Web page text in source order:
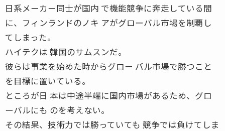
日系メーカー同士が国内 で機能競争に奔走している間
に、フィンランドのノキ アがグローバル市場を制覇し
てしまった。
ハイテクは 韓国のサムスンだ。
彼らは事業を始めた時からグロー バル市場で勝つこと
を目標に置いている。
ところが日 本は中途半端に国内市場があるため、グロ
ーバルにも のを考えない。
その結果、技術力では勝っていても 競争では負けてしま